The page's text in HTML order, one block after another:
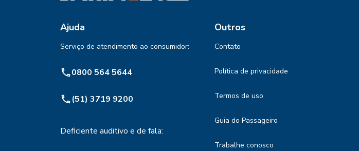
Ajuda
Serviço de atendimento ao consumidor:
0800 564 5644
(51) 3719 9200
Deficiente auditivo e de fala:
Outros
Contato
Política de privacidade
Termos de uso
Guia do Passageiro
Trabalhe conosco